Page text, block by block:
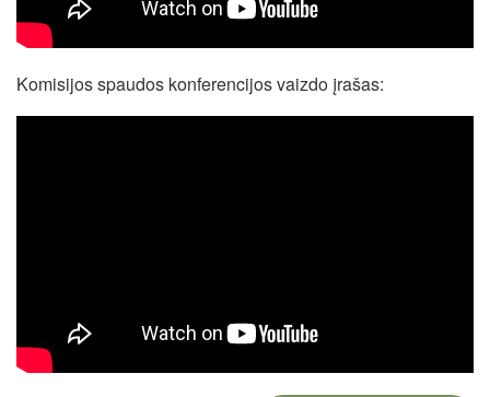
Komisijos spaudos konferencijos vaizdo įrašas: